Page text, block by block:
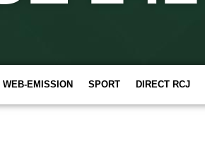
WEB-EMISSION SPORT DIRECT RCJ